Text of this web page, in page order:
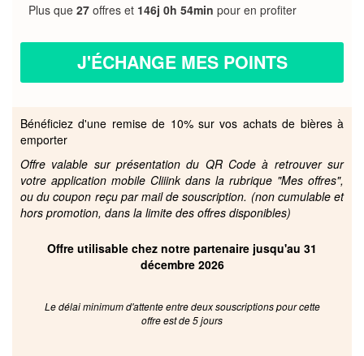
Plus que 27 offres et 146j 0h 54min pour en profiter
J'ÉCHANGE MES POINTS
Bénéficiez d'une remise de 10% sur vos achats de bières à
emporter
Offre valable sur présentation du QR Code à retrouver sur
votre application mobile Cliiink dans la rubrique "Mes offres",
ou du coupon reçu par mail de souscription. (non cumulable et
hors promotion, dans la limite des offres disponibles)
Offre utilisable chez notre partenaire jusqu'au 31
décembre 2026
Le délai minimum d'attente entre deux souscriptions pour cette
offre est de 5 jours